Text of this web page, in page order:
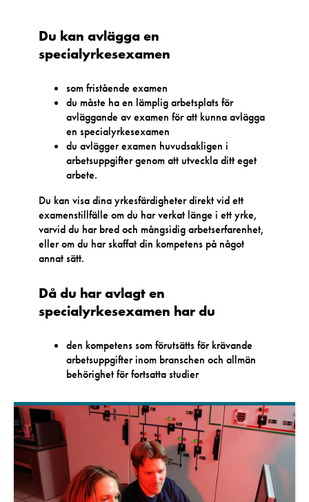
Du kan avlägga en
specialyrkesexamen
som fristående examen
du måste ha en lämplig arbetsplats för
avläggande av examen för att kunna avlägga
en specialyrkesexamen
du avlägger examen huvudsakligen i
arbetsuppgifter genom att utveckla ditt eget
arbete.
Du kan visa dina yrkesfärdigheter direkt vid ett
examenstillfälle om du har verkat länge i ett yrke,
varvid du har bred och mångsidig arbetserfarenhet,
eller om du har skaffat din kompetens på något
annat sätt.
Då du har avlagt en
specialyrkesexamen har du
den kompetens som förutsätts för krävande
arbetsuppgifter inom branschen och allmän
behörighet för fortsatta studier